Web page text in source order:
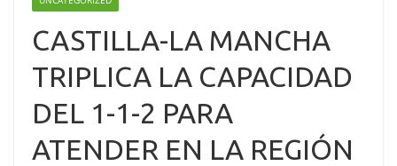
CASTILLA-LA MANCHA
TRIPLICA LA CAPACIDAD
DEL 1-1-2 PARA
ATENDER EN LA REGIÓN